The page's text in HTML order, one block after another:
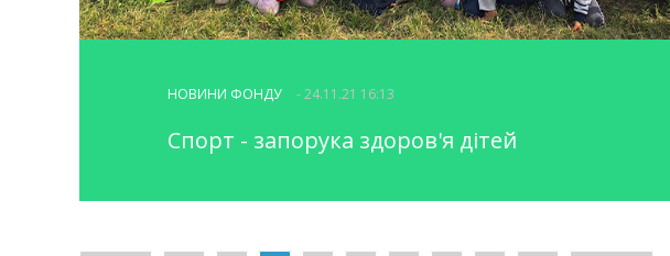
НОВИНИ ФОНДУ - 24.11.21 16:13
Спорт - запорука здоров'я дітей